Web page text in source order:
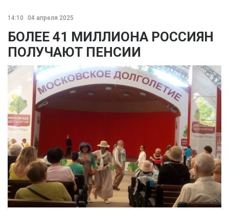
14:10 04 апреля 2025
БОЛЕЕ 41 МИЛЛИОНА РОССИЯН
ПОЛУЧАЮТ ПЕНСИИ